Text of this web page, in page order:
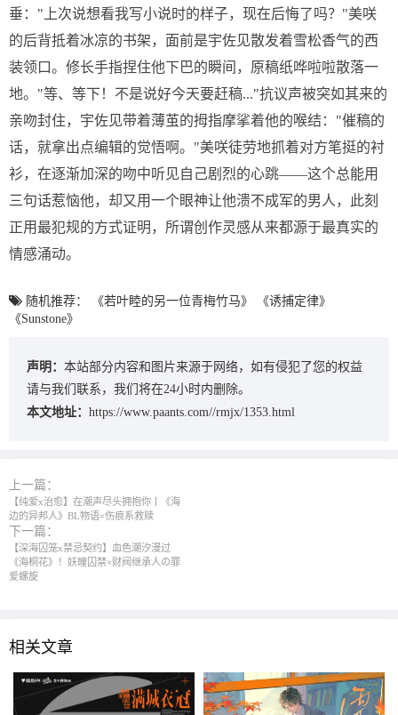
垂："上次说想看我写小说时的样子，现在后悔了吗？"美咲
的后背抵着冰凉的书架，面前是宇佐见散发着雪松香气的西
装领口。修长手指捏住他下巴的瞬间，原稿纸哗啦啦散落一
地。"等、等下！不是说好今天要赶稿..."抗议声被突如其来的
亲吻封住，宇佐见带着薄茧的拇指摩挲着他的喉结："催稿的
话，就拿出点编辑的觉悟啊。"美咲徒劳地抓着对方笔挺的衬
衫，在逐渐加深的吻中听见自己剧烈的心跳——这个总能用
三句话惹恼他，却又用一个眼神让他溃不成军的男人，此刻
正用最犯规的方式证明，所谓创作灵感从来都源于最真实的
情感涌动。
随机推荐： 《若叶睦的另一位青梅竹马》
《诱捕定律》
《Sunstone》
声明： 本站部分内容和图片来源于网络，如有侵犯了您的权益
请与我们联系，我们将在24小时内删除。
本文地址： https://www.paants.com//rmjx/1353.html
上一篇：
【纯爱x治愈】在潮声尽头拥抱你丨《海
边的异邦人》BL物语×伤痕系救赎
下一篇：
【深海囚笼x禁忌契约】血色潮汐漫过
《海桐花》！妖瞳囚禁×财阀继承人の罪
爱螺旋
相关文章